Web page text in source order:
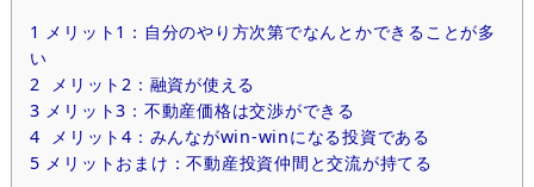
1 メリット1：自分のやり方次第でなんとかできることが多
い
2 メリット2：融資が使える
3 メリット3：不動産価格は交渉ができる
4 メリット4：みんながwin-winになる投資である
5 メリットおまけ：不動産投資仲間と交流が持てる